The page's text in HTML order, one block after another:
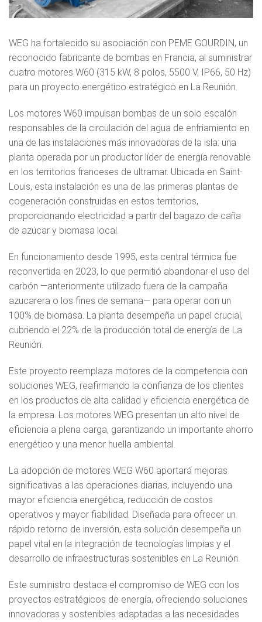
WEG ha fortalecido su asociación con PEME GOURDIN, un
reconocido fabricante de bombas en Francia, al suministrar
cuatro motores W60 (315 kW, 8 polos, 5500 V, IP66, 50 Hz)
para un proyecto energético estratégico en La Reunión.
Los motores W60 impulsan bombas de un solo escalón
responsables de la circulación del agua de enfriamiento en
una de las instalaciones más innovadoras de la isla: una
planta operada por un productor líder de energía renovable
en los territorios franceses de ultramar. Ubicada en Saint-
Louis, esta instalación es una de las primeras plantas de
cogeneración construidas en estos territorios,
proporcionando electricidad a partir del bagazo de caña
de azúcar y biomasa local.
En funcionamiento desde 1995, esta central térmica fue
reconvertida en 2023, lo que permitió abandonar el uso del
carbón —anteriormente utilizado fuera de la campaña
azucarera o los fines de semana— para operar con un
100% de biomasa. La planta desempeña un papel crucial,
cubriendo el 22% de la producción total de energía de La
Reunión.
Este proyecto reemplaza motores de la competencia con
soluciones WEG, reafirmando la confianza de los clientes
en los productos de alta calidad y eficiencia energética de
la empresa. Los motores WEG presentan un alto nivel de
eficiencia a plena carga, garantizando un importante ahorro
energético y una menor huella ambiental.
La adopción de motores WEG W60 aportará mejoras
significativas a las operaciones diarias, incluyendo una
mayor eficiencia energética, reducción de costos
operativos y mayor fiabilidad. Diseñada para ofrecer un
rápido retorno de inversión, esta solución desempeña un
papel vital en la integración de tecnologías limpias y el
desarrollo de infraestructuras sostenibles en La Reunión.
Este suministro destaca el compromiso de WEG con los
proyectos estratégicos de energía, ofreciendo soluciones
innovadoras y sostenibles adaptadas a las necesidades